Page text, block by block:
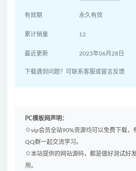
有效期 永久有效
累计销量 12
最近更新 2023年06月28日
下载遇到问题？可联系客服或留言反馈
PC模板网声明：
☉vip会员全站90%资源均可以免费下载，
QQ群一起交流学习。
☉本站提供的网站源码，都是做好测试好
用。